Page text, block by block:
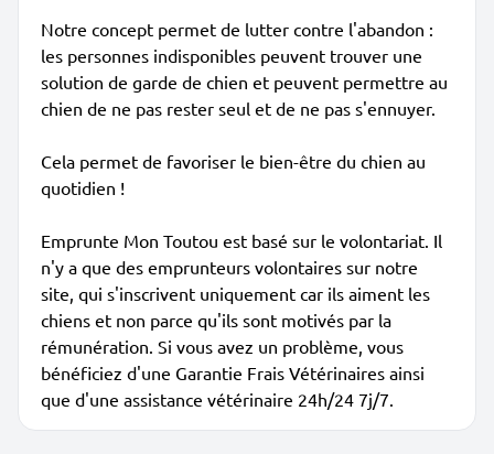
Notre concept permet de lutter contre l'abandon :
les personnes indisponibles peuvent trouver une
solution de garde de chien et peuvent permettre au
chien de ne pas rester seul et de ne pas s'ennuyer.
Cela permet de favoriser le bien-être du chien au
quotidien !
Emprunte Mon Toutou est basé sur le volontariat. Il
n'y a que des emprunteurs volontaires sur notre
site, qui s'inscrivent uniquement car ils aiment les
chiens et non parce qu'ils sont motivés par la
rémunération. Si vous avez un problème, vous
bénéficiez d'une Garantie Frais Vétérinaires ainsi
que d'une assistance vétérinaire 24h/24 7j/7.